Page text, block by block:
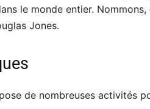
le monde entier. Nommons,
Jones.
de nombreuses activités